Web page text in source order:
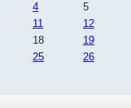
4
5
11
12
18
19
25
26